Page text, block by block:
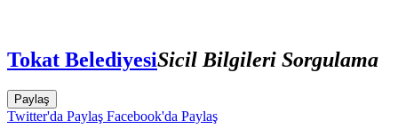
Tokat BelediyesiSicil Bilgileri Sorgulama
Paylaş
Twitter'da Paylaş Facebook'da Paylaş